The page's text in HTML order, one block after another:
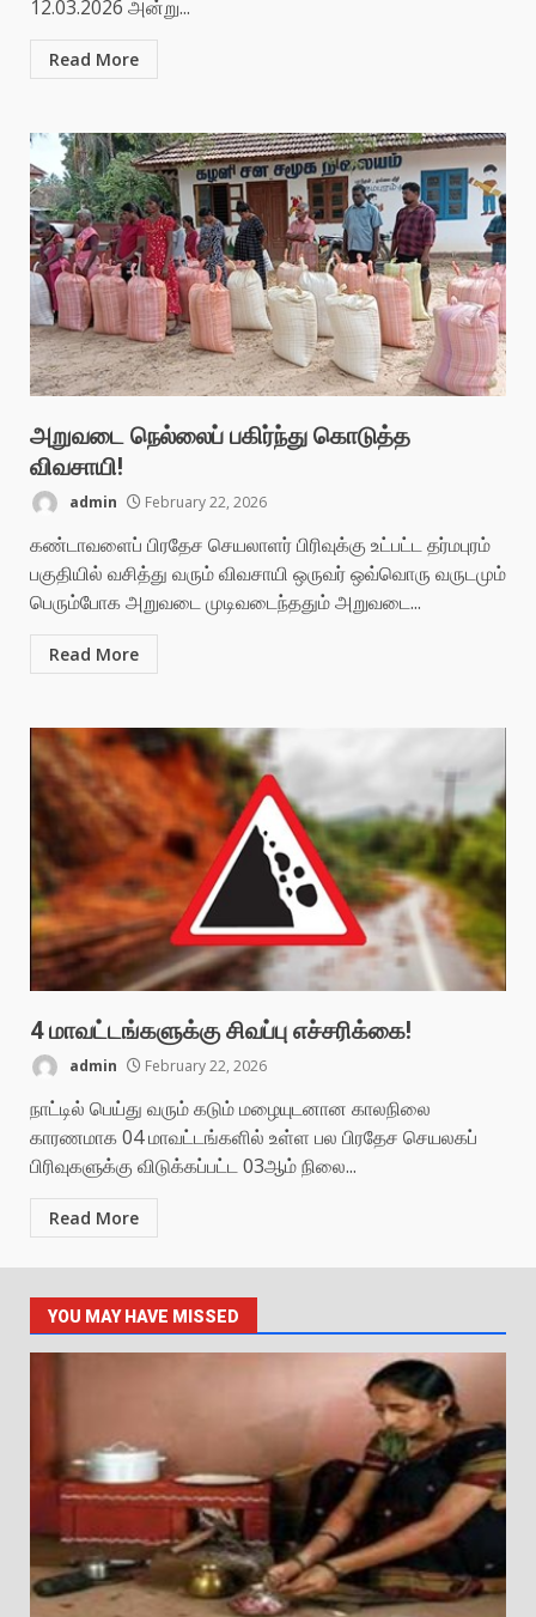
12.03.2026 அன்று...
Read More
அறுவடை நெல்லைப் பகிர்ந்து கொடுத்த
விவசாயி!
admin February 22, 2026
கண்டாவளைப் பிரதேச செயலாளர் பிரிவுக்கு உட்பட்ட தர்மபுரம்
பகுதியில் வசித்து வரும் விவசாயி ஒருவர் ஒவ்வொரு வருடமும்
பெரும்போக அறுவடை முடிவடைந்ததும் அறுவடை...
Read More
4 மாவட்டங்களுக்கு சிவப்பு எச்சரிக்கை!
admin February 22, 2026
நாட்டில் பெய்து வரும் கடும் மழையுடனான காலநிலை
காரணமாக 04 மாவட்டங்களில் உள்ள பல பிரதேச செயலகப்
பிரிவுகளுக்கு விடுக்கப்பட்ட 03ஆம் நிலை...
Read More
YOU MAY HAVE MISSED